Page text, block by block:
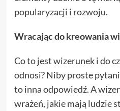
popularyzacji i rozwoju.
Wracając do kreowania
Co to jest wizerunek i do
odnosi? Niby proste
to inna odpowiedź. A
wrażeń, jakie mają ludzie